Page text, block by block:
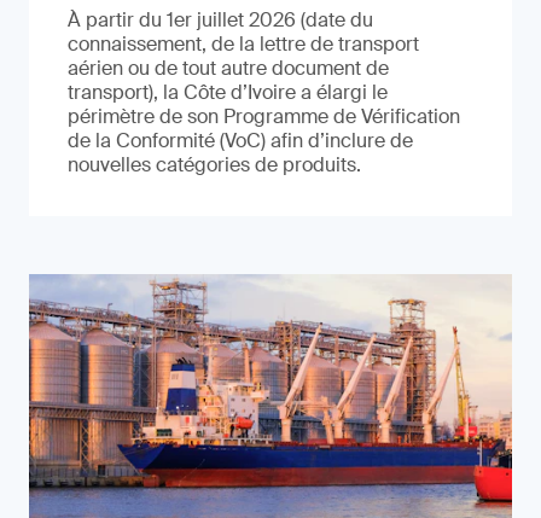
À partir du 1er juillet 2026 (date du
connaissement, de la lettre de transport
aérien ou de tout autre document de
transport), la Côte d’Ivoire a élargi le
périmètre de son Programme de Vérification
de la Conformité (VoC) afin d’inclure de
nouvelles catégories de produits.